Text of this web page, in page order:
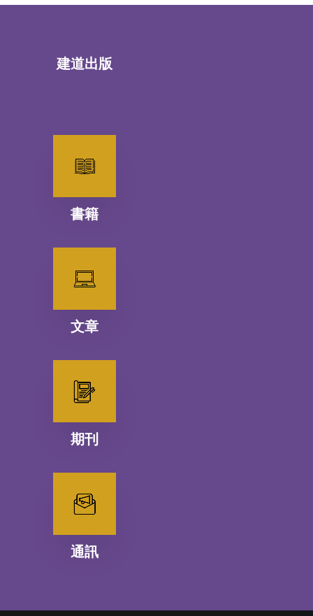
建道出版
書籍
文章
期刊
通訊